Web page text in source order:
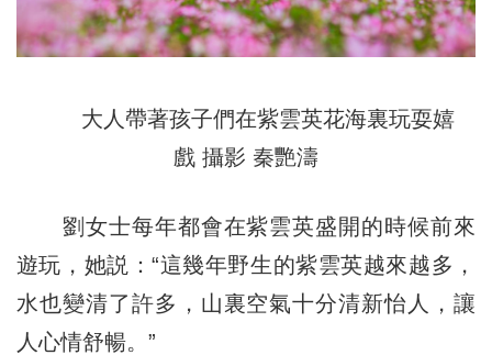
大人帶著孩子們在紫雲英花海裏玩耍嬉
戲 攝影 秦艷濤
劉女士每年都會在紫雲英盛開的時候前來
遊玩，她説：“這幾年野生的紫雲英越來越多，
水也變清了許多，山裏空氣十分清新怡人，讓
人心情舒暢。”